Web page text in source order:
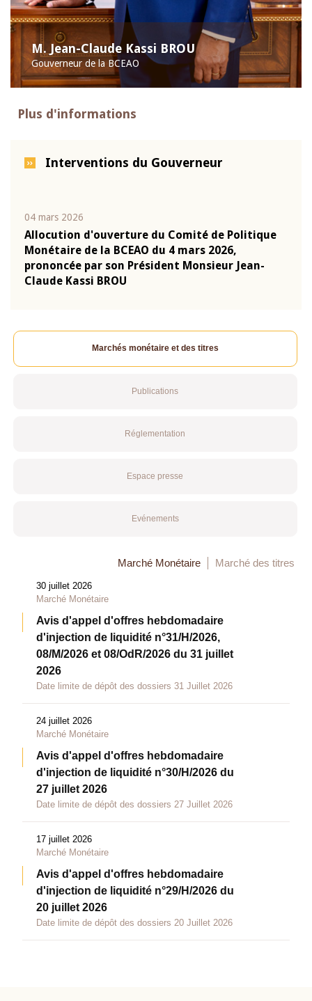
M. Jean-Claude Kassi BROU
Gouverneur de la BCEAO
Plus d'informations
Interventions du Gouverneur
04 mars 2026
Allocution d'ouverture du Comité de Politique
Monétaire de la BCEAO du 4 mars 2026,
prononcée par son Président Monsieur Jean-
Claude Kassi BROU
Marchés monétaire et des titres
Publications
Réglementation
Espace presse
Evénements
Marché Monétaire Marché des titres
30 juillet 2026
Marché Monétaire
Avis d'appel d'offres hebdomadaire
d'injection de liquidité n°31/H/2026,
08/M/2026 et 08/OdR/2026 du 31 juillet
2026
Date limite de dépôt des dossiers 31 Juillet 2026
24 juillet 2026
Marché Monétaire
Avis d'appel d'offres hebdomadaire
d'injection de liquidité n°30/H/2026 du
27 juillet 2026
Date limite de dépôt des dossiers 27 Juillet 2026
17 juillet 2026
Marché Monétaire
Avis d'appel d'offres hebdomadaire
d'injection de liquidité n°29/H/2026 du
20 juillet 2026
Date limite de dépôt des dossiers 20 Juillet 2026